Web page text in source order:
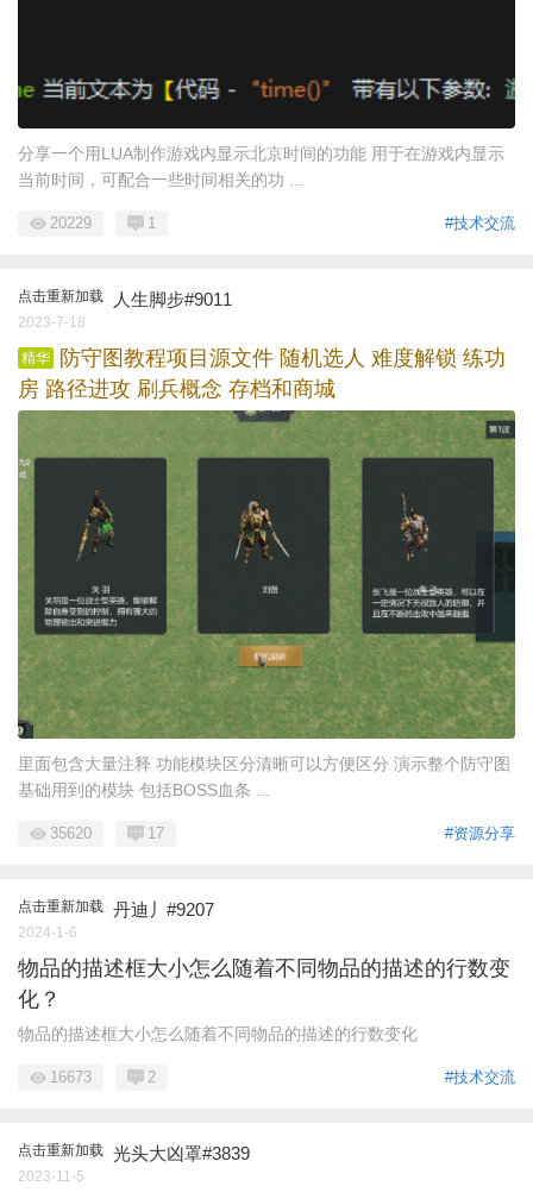
分享一个用LUA制作游戏内显示北京时间的功能 用于在游戏内显示
当前时间，可配合一些时间相关的功 ...
#技术交流
20229 1
点击重新加载 人生脚步#9011
2023-7-18
精华
防守图教程项目源文件 随机选人 难度解锁 练功
房 路径进攻 刷兵概念 存档和商城
里面包含大量注释 功能模块区分清晰可以方便区分 演示整个防守图
基础用到的模块 包括BOSS血条 ...
#资源分享
35620 17
点击重新加载 丹迪丿#9207
2024-1-6
物品的描述框大小怎么随着不同物品的描述的行数变
化？
物品的描述框大小怎么随着不同物品的描述的行数变化
#技术交流
16673 2
点击重新加载 光头大凶罩#3839
2023-11-5